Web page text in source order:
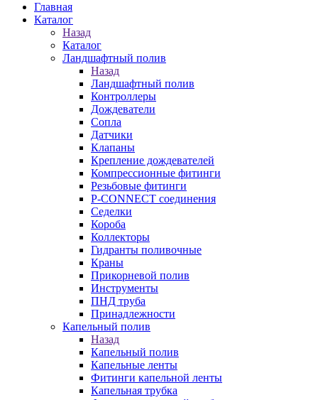
Главная
Каталог
Назад
Каталог
Ландшафтный полив
Назад
Ландшафтный полив
Контроллеры
Дождеватели
Сопла
Датчики
Клапаны
Крепление дождевателей
Компрессионные фитинги
Резьбовые фитинги
P-CONNECT соединения
Седелки
Короба
Коллекторы
Гидранты поливочные
Краны
Прикорневой полив
Инструменты
ПНД труба
Принадлежности
Капельный полив
Назад
Капельный полив
Капельные ленты
Фитинги капельной ленты
Капельная трубка